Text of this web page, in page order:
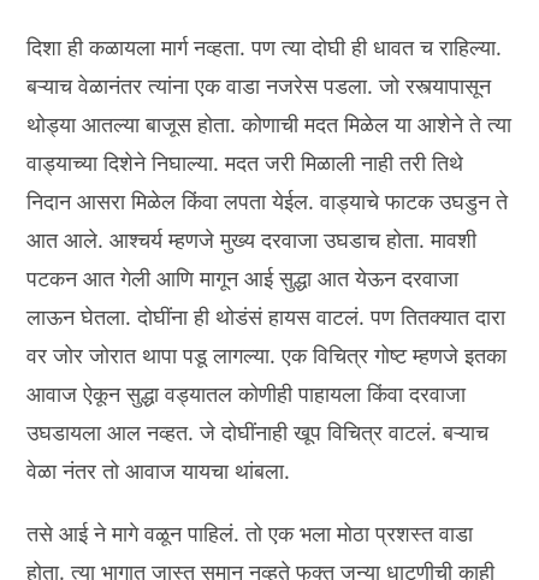
दिशा ही कळायला मार्ग नव्हता. पण त्या दोघी ही धावत च राहिल्या.
बऱ्याच वेळानंतर त्यांना एक वाडा नजरेस पडला. जो रस्त्यापासून
थोड्या आतल्या बाजूस होता. कोणाची मदत मिळेल या आशेने ते त्या
वाड्याच्या दिशेने निघाल्या. मदत जरी मिळाली नाही तरी तिथे
निदान आसरा मिळेल किंवा लपता येईल. वाड्याचे फाटक उघडुन ते
आत आले. आश्चर्य म्हणजे मुख्य दरवाजा उघडाच होता. मावशी
पटकन आत गेली आणि मागून आई सुद्धा आत येऊन दरवाजा
लाऊन घेतला. दोघींना ही थोडंसं हायस वाटलं. पण तितक्यात दारा
वर जोर जोरात थापा पडू लागल्या. एक विचित्र गोष्ट म्हणजे इतका
आवाज ऐकून सुद्धा वड्यातल कोणीही पाहायला किंवा दरवाजा
उघडायला आल नव्हत. जे दोघींनाही खूप विचित्र वाटलं. बऱ्याच
वेळा नंतर तो आवाज यायचा थांबला.
तसे आई ने मागे वळून पाहिलं. तो एक भला मोठा प्रशस्त वाडा
होता. त्या भागात जास्त समान नव्हते फक्त जुन्या धाटणीची काही